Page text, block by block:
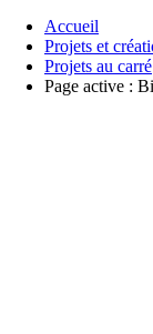
Accueil
Projets et
Projets au carré
Page active :